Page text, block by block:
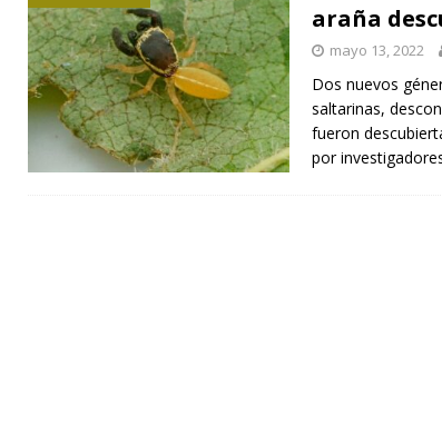
araña
mayo 13, 2022
Dos nuevos
saltarinas,
fueron
por